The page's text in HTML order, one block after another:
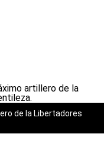
de la Libertadores